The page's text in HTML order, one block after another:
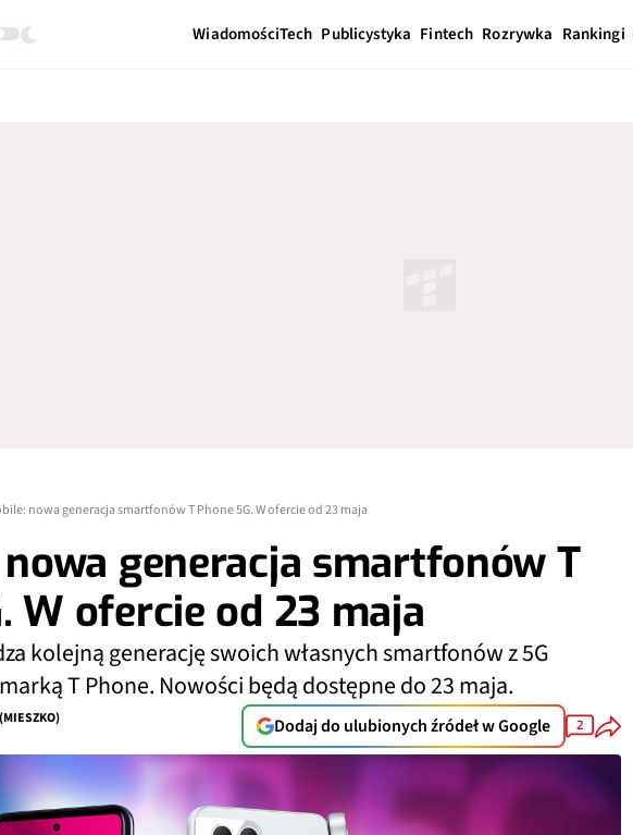
WiadomościTech Publicystyka Fintech Rozrywka Rankingi
nowa generacja smartfonów T Phone 5G. W ofercie od 23 maja
generacja smartfonów T
W ofercie od 23 maja
kolejną generację swoich własnych smartfonów z 5G
T Phone. Nowości będą dostępne do 23 maja.
Dodaj do ulubionych źródeł w Google 2